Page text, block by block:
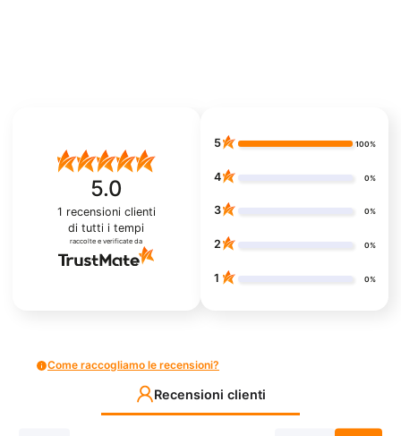
5.0
1 recensioni clienti
di tutti i tempi
raccolte e verificate da
5 100%
4 0%
3 0%
2 0%
1 0%
Come raccogliamo le recensioni?
Recensioni clienti